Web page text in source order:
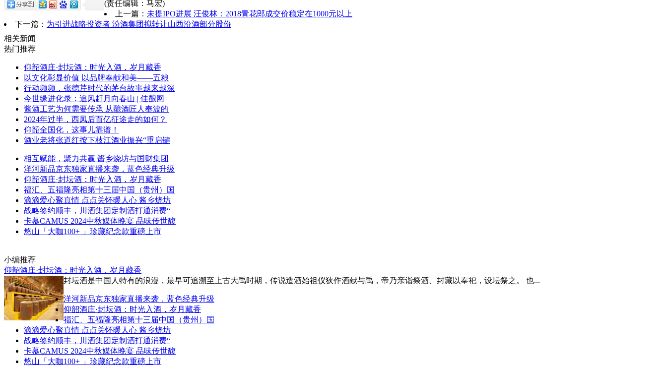
(责任编辑：马宏)
上一篇： 未提IPO进展 汪俊林：2018青花郎成交价稳定在1000元以上
下一篇： 为引进战略投资者 汾酒集团拟转让山西汾酒部分股份
相关新闻
热门推荐
仰韶酒庄·封坛酒：时光入酒，岁月藏香
以文化彰显价值 以品牌奉献和美——五粮
行动频频，张德芹时代的茅台故事越来越深
今世缘进化录：追风赶月向春山 | 佳酿网
酱酒工艺为何需要传承 从酿酒匠人奉波的
2024年过半，西凤后百亿征途走的如何？
仰韶全国化，这事儿靠谱！
酒业老将张道红按下枝江酒业振兴“重启键
相互赋能，聚力共赢 酱乡烧坊与国财集团
洋河新品京东独家直播来袭，蓝色经典升级
仰韶酒庄·封坛酒：时光入酒，岁月藏香
福汇、五福隆亮相第十三届中国（贵州）国
滴滴爱心聚真情 点点关怀暖人心 酱乡烧坊
战略签约顺丰，川酒集团定制酒打通消费“
卡慕CAMUS 2024中秋媒体晚宴 品味传世馥
悠山「大咖100+ 」珍藏纪念款重磅上市
小编推荐
仰韶酒庄·封坛酒：时光入酒，岁月藏香
封坛酒是中国人特有的浪漫，最早可追溯至上古大禹时期，传说造酒始祖仪狄作酒献与禹，帝乃亲诣祭酒、封藏以奉祀，设坛祭之。 也...
洋河新品京东独家直播来袭，蓝色经典升级
仰韶酒庄·封坛酒：时光入酒，岁月藏香
福汇、五福隆亮相第十三届中国（贵州）国
滴滴爱心聚真情 点点关怀暖人心 酱乡烧坊
战略签约顺丰，川酒集团定制酒打通消费“
卡慕CAMUS 2024中秋媒体晚宴 品味传世馥
悠山「大咖100+ 」珍藏纪念款重磅上市